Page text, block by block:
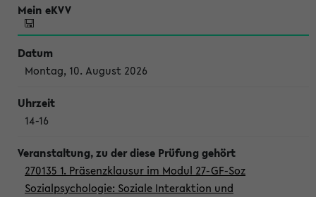
Montag, 10. August 2026
14-16
270135 1. Präsenzklausur im Modul 27-GF-Soz
Sozialpsychologie: Soziale Interaktion und